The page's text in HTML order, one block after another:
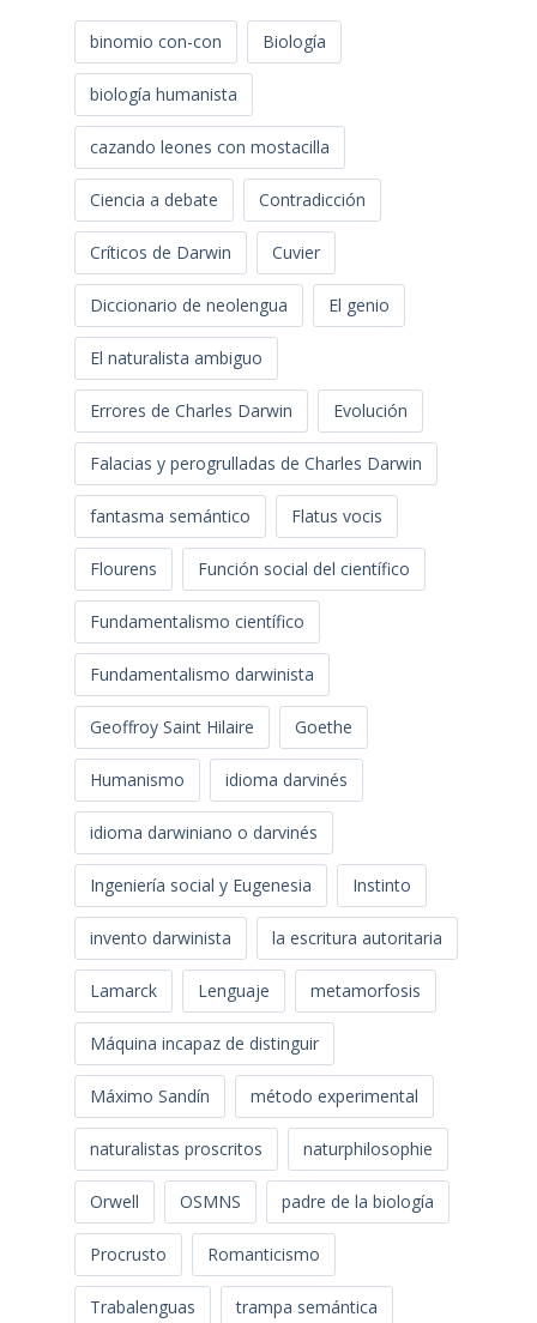
binomio con-con Biología
biología humanista
cazando leones con mostacilla
Ciencia a debate Contradicción
Críticos de Darwin Cuvier
Diccionario de neolengua El genio
El naturalista ambiguo
Errores de Charles Darwin Evolución
Falacias y perogrulladas de Charles Darwin
fantasma semántico Flatus vocis
Flourens Función social del científico
Fundamentalismo científico
Fundamentalismo darwinista
Geoffroy Saint Hilaire Goethe
Humanismo idioma darvinés
idioma darwiniano o darvinés
Ingeniería social y Eugenesia Instinto
invento darwinista la escritura autoritaria
Lamarck Lenguaje metamorfosis
Máquina incapaz de distinguir
Máximo Sandín método experimental
naturalistas proscritos naturphilosophie
Orwell OSMNS padre de la biología
Procrusto Romanticismo
Trabalenguas trampa semántica